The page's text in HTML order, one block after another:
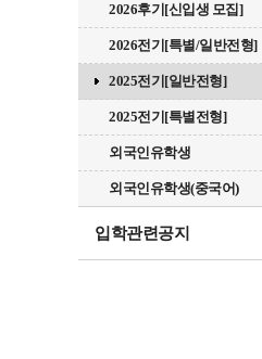
2026후기[신입생 모집]
2026전기[특별/일반전형]
2025전기[일반전형]
2025전기[특별전형]
외국인유학생
외국인유학생(중국어)
입학관련공지